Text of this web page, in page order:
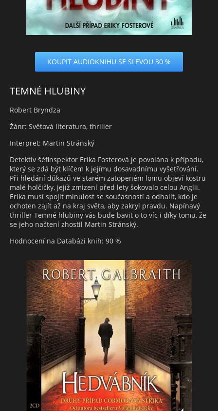
KOUPIT AUDIOKNIHU SE SLEVOU 30 %
TEMNÉ HLUBINY
Robert Bryndza
Žánr: Světová literatura, thriller
Interpret: Martin Stránský
Detektiv šéfinspektor Erika Fosterová je povolána k případu,
který se zdá být klíčem k jejímu dosavadnímu vyšetřování.
Při hledání důkazů ve starém zatopeném lomu objeví kostru
malé holčičky, jejíž zmizení před lety šokovalo celou Anglii.
Erika musí spojit minulost se současností a odhalit, kdo je
ochoten zajít až na kraj světa, aby zakryl pravdu. Napínavý
thriller Temné hlubiny vás bude bavit o to víc i díky tomu, že
se jeho načtení zhostil Martin Stránský.
Hodnocení na Databázi knih: 90 %